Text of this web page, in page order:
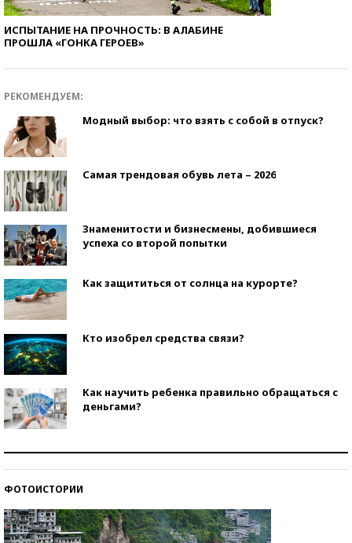
ИСПЫТАНИЕ НА ПРОЧНОСТЬ: В АЛАБИНЕ
ПРОШЛА «ГОНКА ГЕРОЕВ»
РЕКОМЕНДУЕМ:
Модный выбор: что взять с собой в отпуск?
Самая трендовая обувь лета – 2026
Знаменитости и бизнесмены, добившиеся
успеха со второй попытки
Как защититься от солнца на курорте?
Кто изобрел средства связи?
Как научить ребенка правильно обращаться с
деньгами?
ФОТОИСТОРИИ